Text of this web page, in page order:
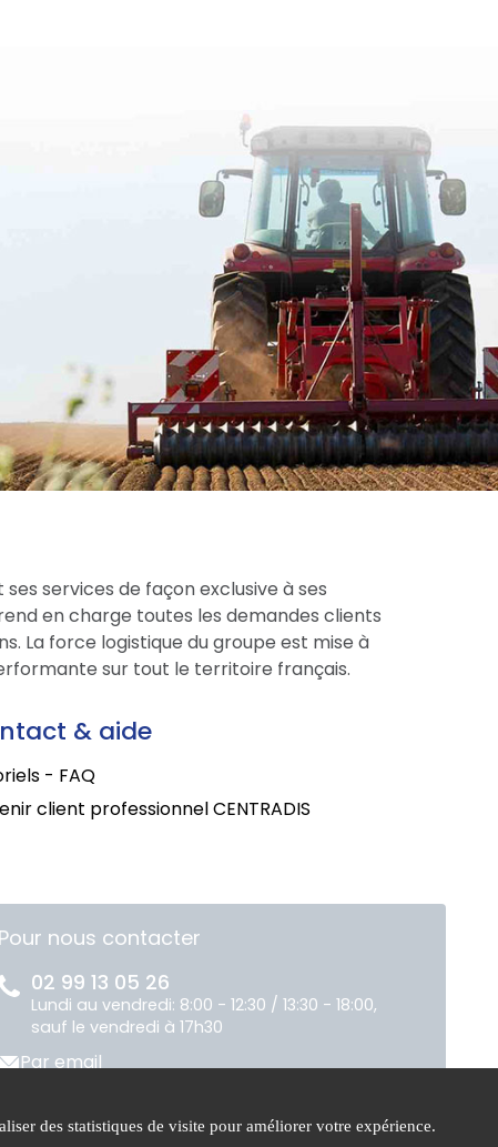
ses services de façon exclusive à ses
en charge toutes les demandes clients
La force logistique du groupe est mise à
sur tout le territoire français.
& aide
- FAQ
client professionnel CENTRADIS
Pour nous contacter
02 99 13 05 26
Lundi au vendredi: 8:00 - 12:30 / 13:30 - 18:00,
sauf le vendredi à 17h30
Par email
de Gestion des
des statistiques de visite pour améliorer votre expérience.